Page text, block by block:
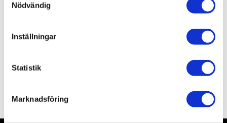
Nödvändig
Inställningar
Statistik
Marknadsföring
palms. These palms are perfect to add a final touch of
makes them optimum to scales 1:48, 1:35 or 1:32.